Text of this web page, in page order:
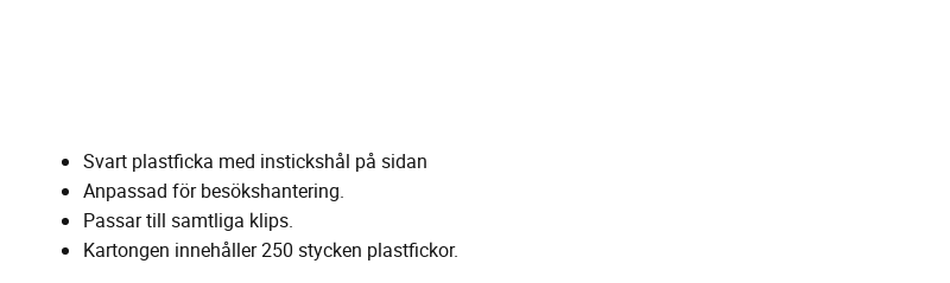
Svart plastficka med instickshål på sidan
Anpassad för besökshantering.
Passar till samtliga klips.
Kartongen innehåller 250 stycken plastfickor.